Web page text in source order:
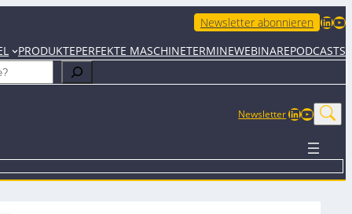
Newsletter abonnieren LinkedIn YouTube
PRODUKTEPERFEKTE MASCHINETERMINEWEBINAREPODCASTS
NewsletterLinkedIn